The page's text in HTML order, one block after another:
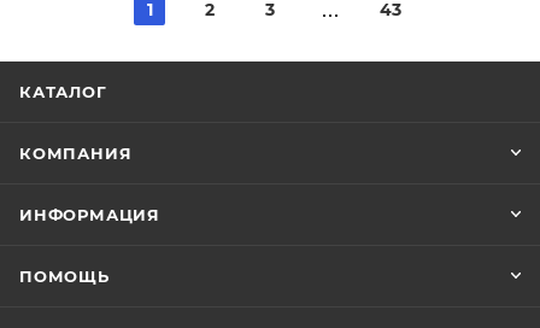
1 2 3 43
КАТАЛОГ
КОМПАНИЯ
ИНФОРМАЦИЯ
ПОМОЩЬ